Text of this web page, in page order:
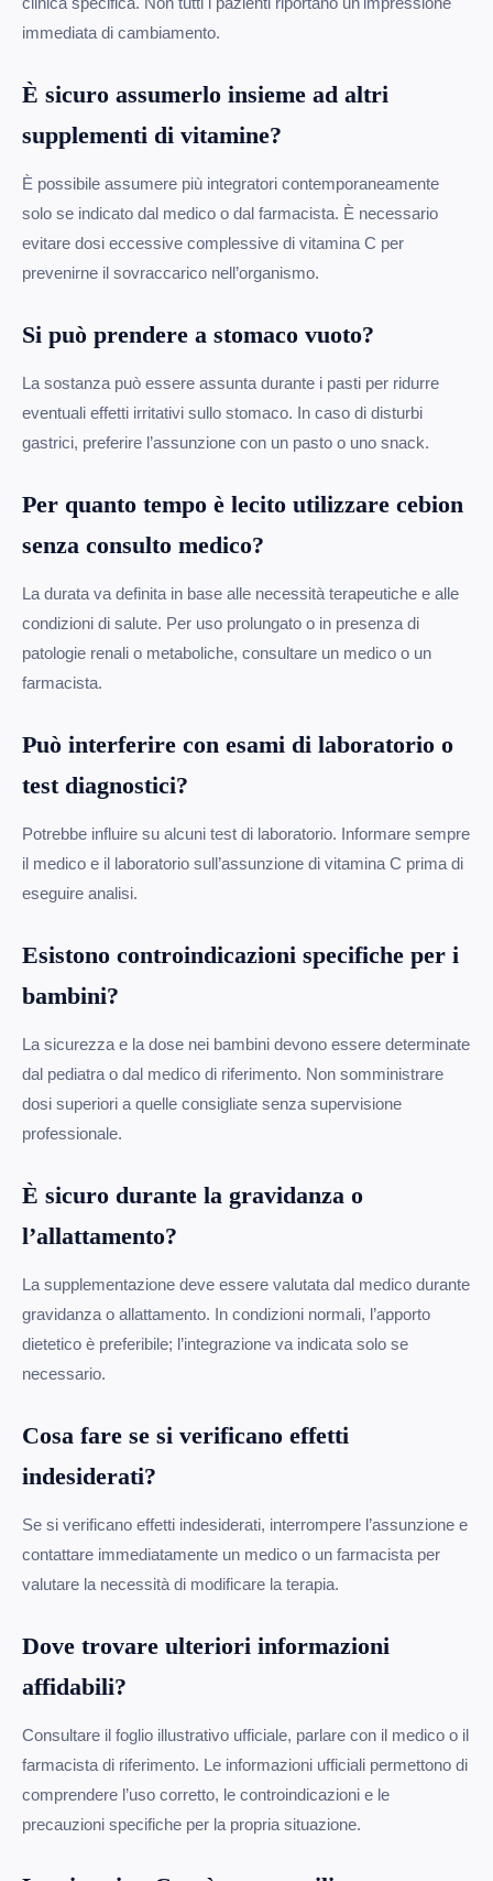
immediata di cambiamento.
È sicuro assumerlo insieme ad altri
supplementi di vitamine?
È possibile assumere più integratori contemporaneamente
solo se indicato dal medico o dal farmacista. È necessario
evitare dosi eccessive complessive di vitamina C per
prevenirne il sovraccarico nell’organismo.
Si può prendere a stomaco vuoto?
La sostanza può essere assunta durante i pasti per ridurre
eventuali effetti irritativi sullo stomaco. In caso di disturbi
gastrici, preferire l’assunzione con un pasto o uno snack.
Per quanto tempo è lecito utilizzare cebion
senza consulto medico?
La durata va definita in base alle necessità terapeutiche e alle
condizioni di salute. Per uso prolungato o in presenza di
patologie renali o metaboliche, consultare un medico o un
farmacista.
Può interferire con esami di laboratorio o
test diagnostici?
Potrebbe influire su alcuni test di laboratorio. Informare sempre
il medico e il laboratorio sull’assunzione di vitamina C prima di
eseguire analisi.
Esistono controindicazioni specifiche per i
bambini?
La sicurezza e la dose nei bambini devono essere determinate
dal pediatra o dal medico di riferimento. Non somministrare
dosi superiori a quelle consigliate senza supervisione
professionale.
È sicuro durante la gravidanza o
l’allattamento?
La supplementazione deve essere valutata dal medico durante
gravidanza o allattamento. In condizioni normali, l’apporto
dietetico è preferibile; l’integrazione va indicata solo se
necessario.
Cosa fare se si verificano effetti
indesiderati?
Se si verificano effetti indesiderati, interrompere l’assunzione e
contattare immediatamente un medico o un farmacista per
valutare la necessità di modificare la terapia.
Dove trovare ulteriori informazioni
affidabili?
Consultare il foglio illustrativo ufficiale, parlare con il medico o il
farmacista di riferimento. Le informazioni ufficiali permettono di
comprendere l’uso corretto, le controindicazioni e le
precauzioni specifiche per la propria situazione.